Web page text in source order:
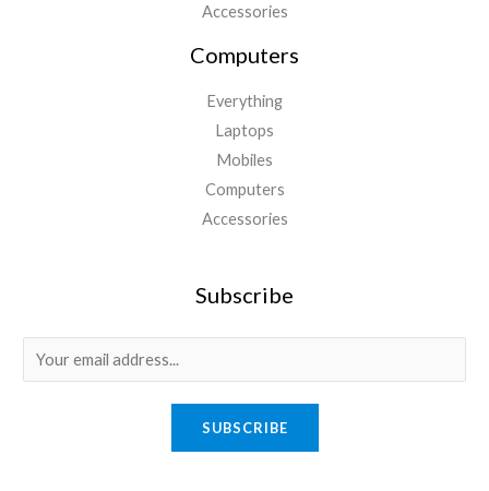
Accessories
Computers
Everything
Laptops
Mobiles
Computers
Accessories
Subscribe
m
SUBSCRIBE